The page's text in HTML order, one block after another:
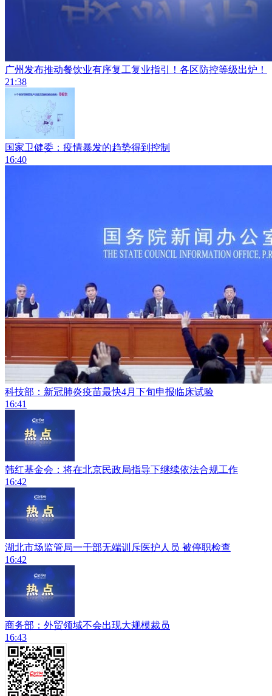
广州发布推动餐饮业有序复工复业指引！各区防控等级出炉！
21:38
国家卫健委：疫情暴发的趋势得到控制
16:40
科技部：新冠肺炎疫苗最快4月下旬申报临床试验
16:41
韩红基金会：将在北京民政局指导下继续依法合规工作
16:42
湖北市场监管局一干部无端训斥医护人员 被停职检查
16:42
商务部：外贸领域不会出现大规模裁员
16:43